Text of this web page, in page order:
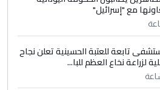
5
فيزياء طبية متزوج و
سكني بغداد أرغب في
مع "إسرائيل"
تابعة للعتبة الحسينية تعلن نجاح